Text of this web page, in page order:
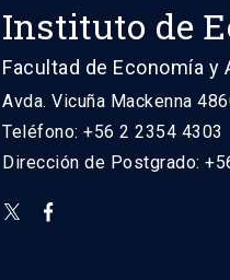
Instituto de
Facultad de Economía y
Avda. Vicuña Mackenna
Teléfono: +56 2 2354 4303
Dirección de Postgrado: